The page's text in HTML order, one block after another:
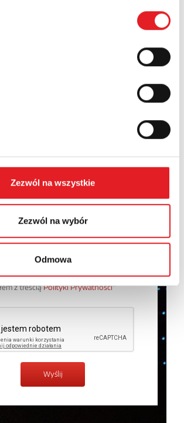
Zezwól na wszystkie
Zezwól na wybór
Odmowa
zgodę na przetwarzanie moich danych
przez Relpol S.A. Więcej informacji na
z treściąPolityki Prywatności*